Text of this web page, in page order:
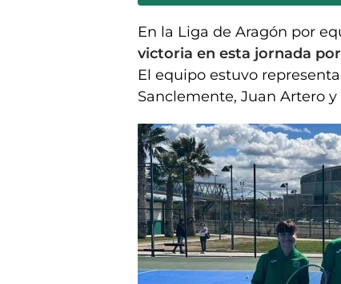
En la Liga de Aragón por
victoria en esta jornada
El equipo estuvo
Sanclemente, Juan Artero